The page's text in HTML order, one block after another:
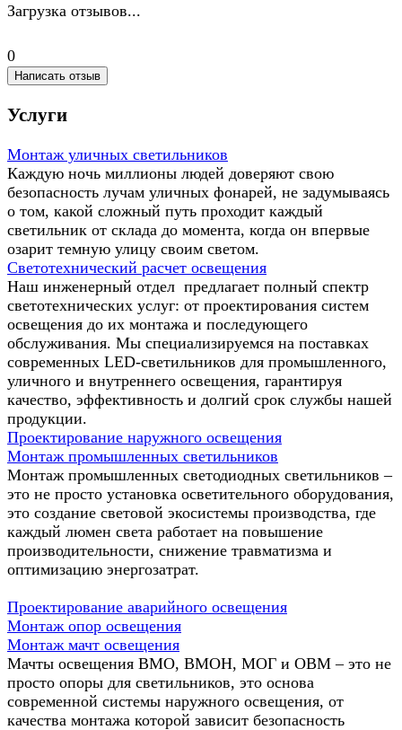
Загрузка отзывов...
0
Написать отзыв
Услуги
Монтаж уличных светильников
Каждую ночь миллионы людей доверяют свою
безопасность лучам уличных фонарей, не задумываясь
о том, какой сложный путь проходит каждый
светильник от склада до момента, когда он впервые
озарит темную улицу своим светом.
Светотехнический расчет освещения
Наш инженерный отдел предлагает полный спектр
светотехнических услуг: от проектирования систем
освещения до их монтажа и последующего
обслуживания. Мы специализируемся на поставках
современных LED-светильников для промышленного,
уличного и внутреннего освещения, гарантируя
качество, эффективность и долгий срок службы нашей
продукции.
Проектирование наружного освещения
Монтаж промышленных светильников
Монтаж промышленных светодиодных светильников –
это не просто установка осветительного оборудования,
это создание световой экосистемы производства, где
каждый люмен света работает на повышение
производительности, снижение травматизма и
оптимизацию энергозатрат.
Проектирование аварийного освещения
Монтаж опор освещения
Монтаж мачт освещения
Мачты освещения ВМО, ВМОН, МОГ и ОВМ – это не
просто опоры для светильников, это основа
современной системы наружного освещения, от
качества монтажа которой зависит безопасность